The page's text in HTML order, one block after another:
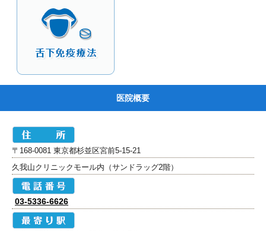
医院概要
〒168-0081 東京都杉並区宮前5-15-21
久我山クリニックモール内（サンドラッグ2階）
03-5336-6626